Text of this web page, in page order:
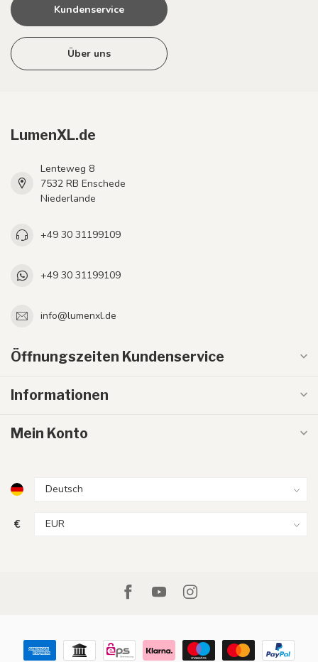
Kundenservice
Über uns
LumenXL.de
Lenteweg 8
7532 RB Enschede
Niederlande
+49 30 31199109
+49 30 31199109
info@lumenxl.de
Öffnungszeiten Kundenservice
Informationen
Mein Konto
€